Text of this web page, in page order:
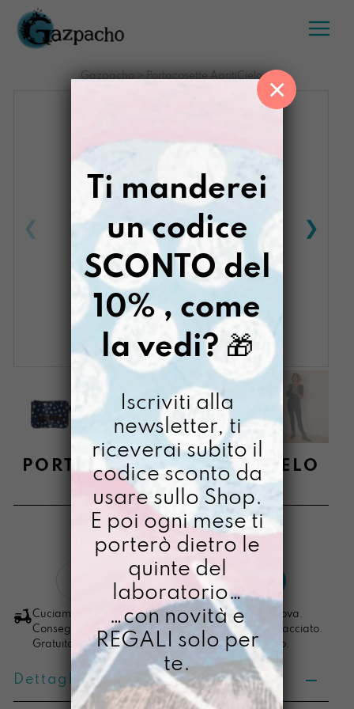
Salta
contenuto
Gazpacho> Portacosette ApritiCielo
PORTACOSETTE APRITICIELO
€ 14,00
[ Portamonete: 13 x 10 x 2,5 cm ]
Portacosette
ApritiCielo
quantità
LO VOGLIO
Cuciamo ogni ordine nel nostro laboratorio di Padova.
Consegna in 4/5 giorni lavorativi, pacco sempre tracciato.
Gratuita per ordini di importo superiore ai 100 euro.
Dettagli prodotto
Ti manderei
un codice
SCONTO del
10% , come
la vedi? 🎁
Iscriviti alla
newsletter, ti
riceverai subito il
codice sconto da
usare sullo Shop.
E poi ogni mese ti
porterò dietro le
quinte del
laboratorio…
…con novità e
REGALI solo per
te.
×